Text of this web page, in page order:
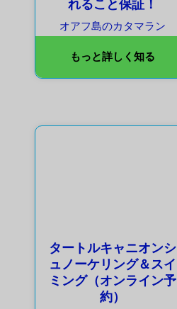
れること保証！
オアフ島のカタマラン
もっと詳しく知る
タートルキャニオンシ
ュノーケリング＆スイ
ミング（オンライン予
約）